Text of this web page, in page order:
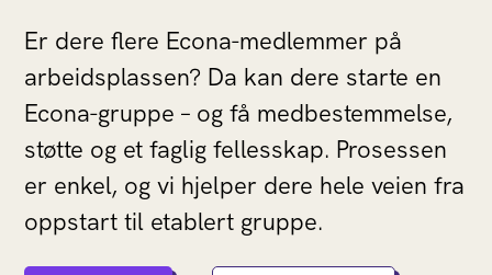
Er dere flere Econa-medlemmer på
arbeidsplassen? Da kan dere starte en
Econa-gruppe – og få medbestemmelse,
støtte og et faglig fellesskap. Prosessen
er enkel, og vi hjelper dere hele veien fra
oppstart til etablert gruppe.